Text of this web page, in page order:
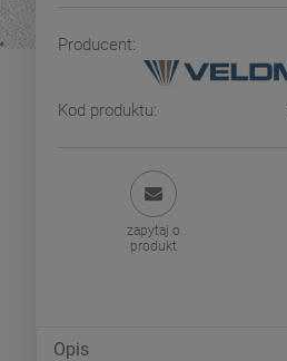
Producent:
Kod produktu:
zapytaj o
produkt
Opis